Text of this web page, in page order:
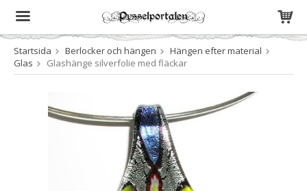
Produkten har blivit tillagd i varukorgen
Startsida Berlocker och hängen
Hängen efter material
Glas
Glashänge silverfolie med fläckar